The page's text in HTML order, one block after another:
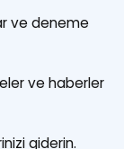
ve deneme
ve haberler
giderin.